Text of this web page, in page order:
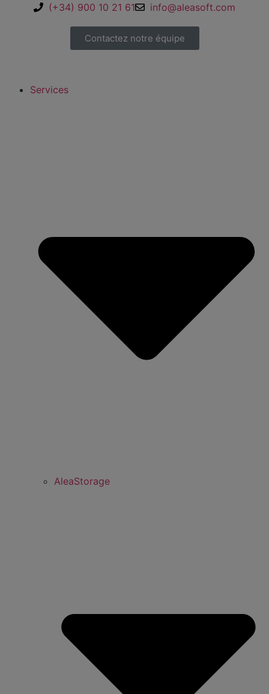
(+34) 900 10 21 61 info@aleasoft.com
Contactez notre équipe
Services
AleaStorage